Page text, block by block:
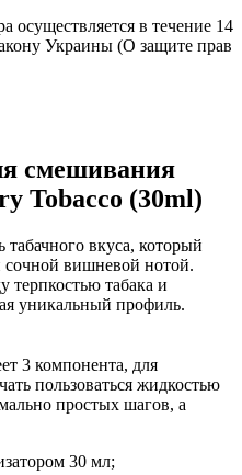
осуществляется в течение 14
Украины (О защите прав
смешивания
Tobacco (30ml)
вкуса, который
сочной вишневой нотой.
терпкостью табака и
уникальный профиль.
3 компонента, для
пользоваться жидкостью
простых шагов, а
30 мл;